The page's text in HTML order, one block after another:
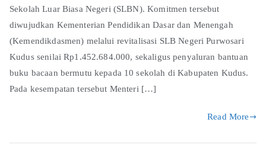
Sekolah Luar Biasa Negeri (SLBN). Komitmen tersebut
diwujudkan Kementerian Pendidikan Dasar dan Menengah
(Kemendikdasmen) melalui revitalisasi SLB Negeri Purwosari
Kudus senilai Rp1.452.684.000, sekaligus penyaluran bantuan
buku bacaan bermutu kepada 10 sekolah di Kabupaten Kudus.
Pada kesempatan tersebut Menteri […]
Read More